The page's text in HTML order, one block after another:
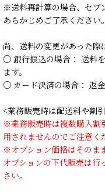
※送料再計算の場合、セブ
あらかじめご了承ください。
尚、送料の変更があった際
○ 銀行振込の場合： 送料
ます。
○ カード決済の場合： 返
<業務販売時は配送料や割
※業務販売時は複数購入割
用されませんのでご注意く
※オプション価格はそのま
オプションの下代販売は
さい。